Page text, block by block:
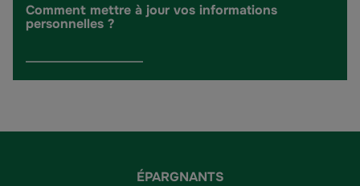
Comment mettre à jour vos informations
personnelles ?
ÉPARGNANTS